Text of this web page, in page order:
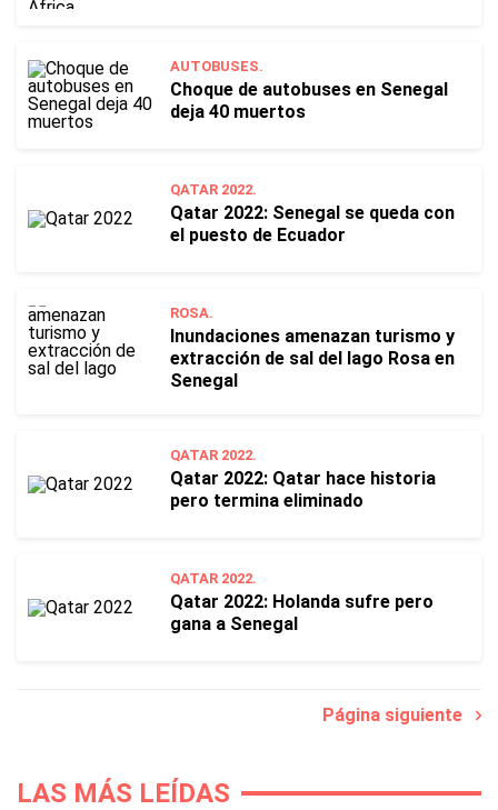
AUTOBUSES.
Choque de autobuses en Senegal
deja 40 muertos
QATAR 2022.
Qatar 2022: Senegal se queda con
el puesto de Ecuador
ROSA.
Inundaciones amenazan turismo y
extracción de sal del lago Rosa en
Senegal
QATAR 2022.
Qatar 2022: Qatar hace historia
pero termina eliminado
QATAR 2022.
Qatar 2022: Holanda sufre pero
gana a Senegal
Página siguiente
LAS MÁS LEÍDAS